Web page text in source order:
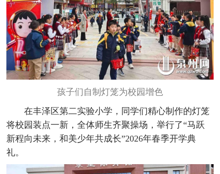
孩子们自制灯笼为校园增色
在丰泽区第二实验小学，同学们精心制作的灯笼
将校园装点一新，全体师生齐聚操场，举行了“马跃
新程向未来，和美少年共成长”2026年春季开学典
礼。